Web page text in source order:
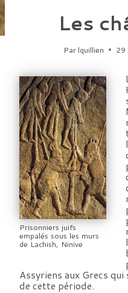
Les
Par lquillien 29
Prisonniers juifs
empalés sous les murs
de Lachish, Ninive
Assyriens aux Grecs
de cette période.